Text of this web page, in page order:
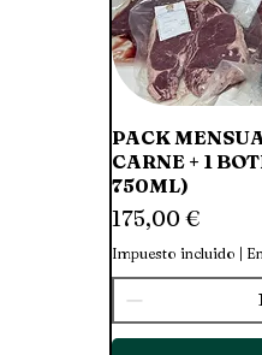
Vista
PACK
CARNE + 1
750ML)
Precio
175,00 €
Impuesto incluido |